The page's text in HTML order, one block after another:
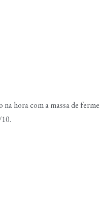
hora com a massa de